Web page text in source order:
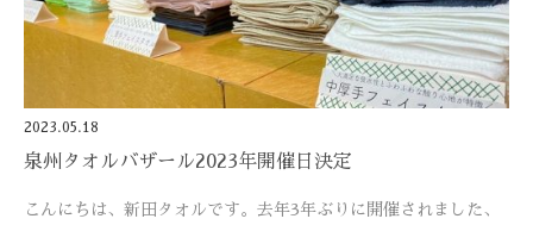
2023.05.18
泉州タオルバザール2023年開催日決定
こんにちは、新田タオルです。去年3年ぶりに開催されました、